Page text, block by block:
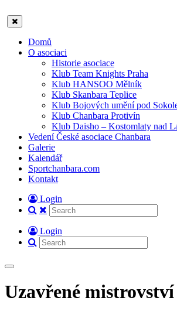
Domů
O asociaci
Historie asociace
Klub Team Knights Praha
Klub HANSOO Mělník
Klub Skanbara Teplice
Klub Bojových umění pod
Klub Chanbara Protivín
Klub Daisho – Kostomlaty nad
Vedení České asociace Chanbara
Galerie
Kalendář
Sportchanbara.com
Kontakt
Login
Login
Uzavřené